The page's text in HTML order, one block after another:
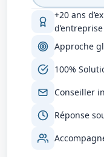
+20 ans
d’entreprise
Approche
100%
Conseiller
Réponse